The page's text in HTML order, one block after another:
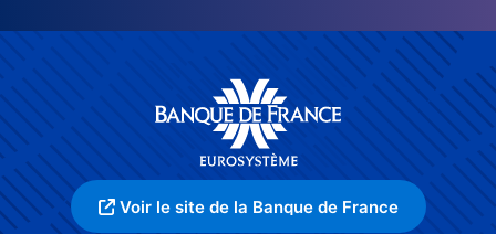
Voir le site de la Banque de France